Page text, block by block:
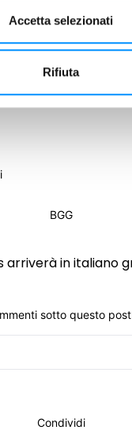
Accetta selezionati
Rifiuta
la tua casa
è coperto da uno strato
famiglia in luoghi
Se non
e saranno meglio
partita vincerà la
BGG
in italiano
sotto questo
Condividi